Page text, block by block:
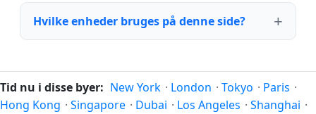
Hvilke enheder bruges på denne side?
Tid nu i disse byer: New York · London · Tokyo · Paris ·
Hong Kong · Singapore · Dubai · Los Angeles · Shanghai ·